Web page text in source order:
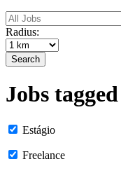
Radius:
Search
Jobs
Estágio
Freelance